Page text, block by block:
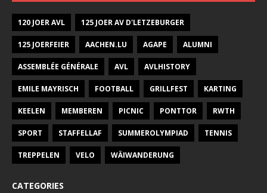
120 JOER AVL 125 JOER AV D'LETZEBURGER
125 JOERFEIER AACHEN.LU AGAPE ALUMNI
ASSEMBLÉE GÉNÉRALE AVL AVLHISTORY
EMILE MAYRISCH FOOTBALL GRILLFEST KARTING
KEELEN MEMBEREN PICNIC PONTTOR RWTH
SPORT STAFFELLAF SUMMEROLYMPIAD TENNIS
TREPPELEN VELO WÄIWANDERUNG
CATEGORIES